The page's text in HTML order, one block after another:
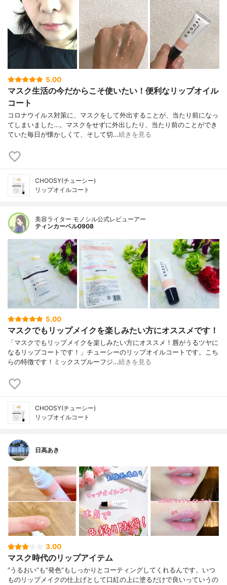
5.00
マスク生活の今だからこそ使いたい！便利なリップオイル
コート
コロナウイルス対策に、マスクをして外出することが、当たり前になっ
てしまいました…。マスクをせずに外出したり、当たり前のことができ
ていた毎日が懐かしくて、そして切…続きを見る
CHOOSY(チューシー)
リップオイルコート
美容ライター モノシル公式レビューアー
ティンカーベル0908
5.00
マスクでもリップメイクを楽しみたい方にオススメです！
「マスクでもリップメイクを楽しみたい方にオススメ！唇がうるツヤに
なるリップコートです！」チューシーのリップオイルコートです。こち
らの特徴です！ミックスプルーフジ…続きを見る
CHOOSY(チューシー)
リップオイルコート
日高あき
3.00
マスク時代のリップアイテム
“うるおい”も“発色”もしっかりとコーティングしてくれるんです。いつ
ものリップメイクの仕上げとして口紅の上に塗るだけで良いっていうの